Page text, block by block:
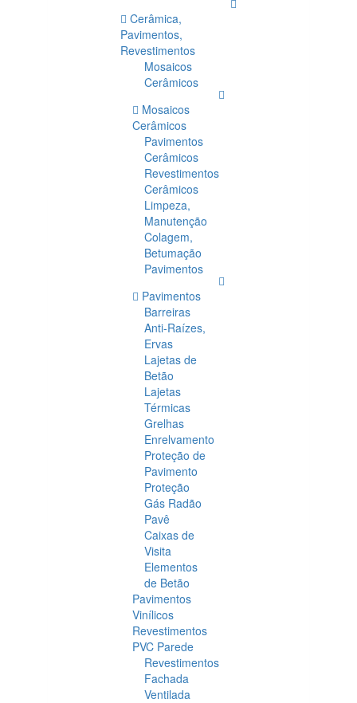
Cerâmica,
Pavimentos,
Revestimentos
Mosaicos
Cerâmicos
Mosaicos
Cerâmicos
Pavimentos
Cerâmicos
Revestimentos
Cerâmicos
Limpeza,
Manutenção
Colagem,
Betumação
Pavimentos
Pavimentos
Barreiras
Anti-Raízes,
Ervas
Lajetas de
Betão
Lajetas
Térmicas
Grelhas
Enrelvamento
Proteção de
Pavimento
Proteção
Gás Radão
Pavê
Caixas de
Visita
Elementos
de Betão
Pavimentos
Vinílicos
Revestimentos
PVC Parede
Revestimentos
Fachada
Ventilada